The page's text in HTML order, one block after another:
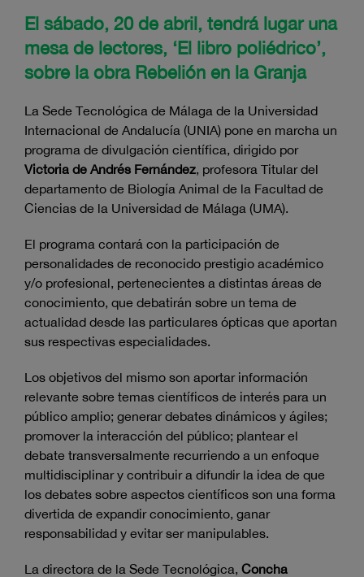
El sábado, 20 de abril, tendrá lugar una
mesa de lectores, ‘El libro poliédrico’,
sobre la obra Rebelión en la Granja
La Sede Tecnológica de Málaga de la Universidad
Internacional de Andalucía (UNIA) pone en marcha un
programa de divulgación científica, dirigido por
Victoria de Andrés Fernández, profesora Titular del
departamento de Biología Animal de la Facultad de
Ciencias de la Universidad de Málaga (UMA).
El programa contará con la participación de
personalidades de reconocido prestigio académico
y/o profesional, pertenecientes a distintas áreas de
conocimiento, que debatirán sobre un tema de
actualidad desde las particulares ópticas que aportan
sus respectivas especialidades.
Los objetivos del mismo son aportar información
relevante sobre temas científicos de interés para un
público amplio; generar debates dinámicos y ágiles;
promover la interacción del público; plantear el
debate transversalmente recurriendo a un enfoque
multidisciplinar y contribuir a difundir la idea de que
los debates sobre aspectos científicos son una forma
divertida de expandir conocimiento, ganar
responsabilidad y evitar ser manipulables.
La directora de la Sede Tecnológica, Concha